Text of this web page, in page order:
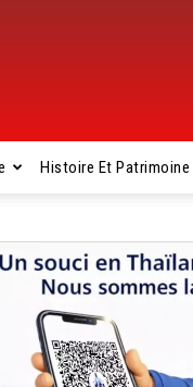
Histoire Et Patrimoine